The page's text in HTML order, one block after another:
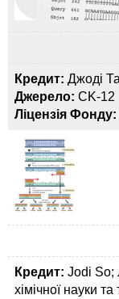
Кредит: Джоді
Джерело: CK-12
Ліцензія Фонду:
Кредит: Jodi So;
хімічної науки